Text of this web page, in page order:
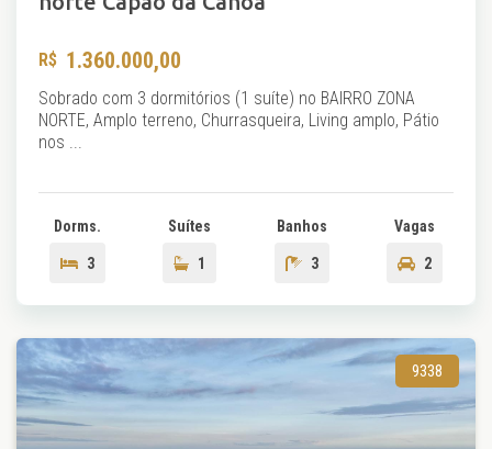
1.360.000,00
Sobrado com 3 dormitórios (1 suíte) no BAIRRO ZONA
NORTE, Amplo terreno, Churrasqueira, Living amplo, Pátio
nos ...
Dorms.
3
Suítes
1
Banhos
3
Vagas
2
9338